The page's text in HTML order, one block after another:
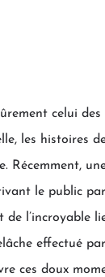
celui
les histoires
Récemment,
le public
l’incroyable
effectué
ces doux